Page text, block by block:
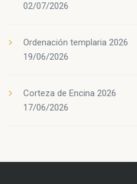
02/07/2026
Ordenación templaria 2026
19/06/2026
Corteza de Encina 2026
17/06/2026